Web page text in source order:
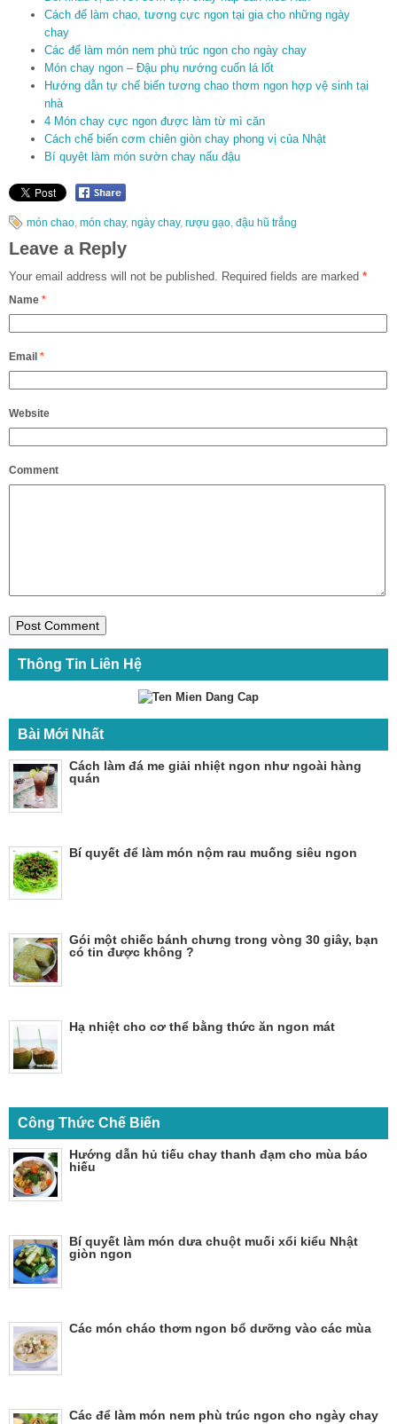
Cách để làm chao, tương cực ngon tại gia cho những ngày
chay
Các để làm món nem phù trúc ngon cho ngày chay
Món chay ngon – Đậu phụ nướng cuốn lá lốt
Hướng dẫn tự chế biến tương chao thơm ngon hợp vệ sinh tại
nhà
4 Món chay cực ngon được làm từ mì căn
Cách chế biến cơm chiên giòn chay phong vị của Nhật
Bí quyêt làm món sườn chay nấu đậu
món chao, món chay, ngày chay, rượu gạo, đậu hũ trắng
Leave a Reply
Your email address will not be published. Required fields are marked *
Name *
Email *
Website
Comment
Thông Tin Liên Hệ
Bài Mới Nhất
Cách làm đá me giải nhiệt ngon như ngoài hàng
quán
Bí quyết để làm món nộm rau muống siêu ngon
Gói một chiếc bánh chưng trong vòng 30 giây, bạn
có tin được không ?
Hạ nhiệt cho cơ thể bằng thức ăn ngon mát
Công Thức Chế Biến
Hướng dẫn hủ tiếu chay thanh đạm cho mùa báo
hiếu
Bí quyết làm món dưa chuột muối xổi kiểu Nhật
giòn ngon
Các món cháo thơm ngon bổ dưỡng vào các mùa
Các để làm món nem phù trúc ngon cho ngày chay